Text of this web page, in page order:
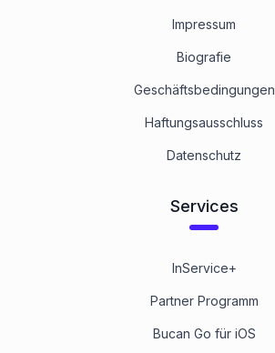
Impressum
Biografie
Geschäftsbedingungen
Haftungsausschluss
Datenschutz
Services
InService+
Partner Programm
Bucan Go für iOS